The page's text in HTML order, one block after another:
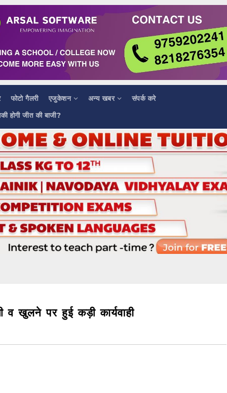
फोटो गैलरी एजुकेशन अन्य खबर
संपर्क करे
होगी जीत की बाजी?
व खुलने पर हुई कड़ी कार्यवाही